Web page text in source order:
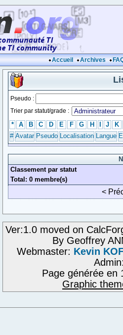
Accueil Archives
Pseudo :
Trier par statut/grade :
* A B C D E F G H J
K
# Avatar Pseudo Localisation Langue
Classement par statut
Total: 0 membre(s)
<
Ver:1.0 moved on
By Geoffrey
Webmaster: Kevin
Page générée en
Graphic